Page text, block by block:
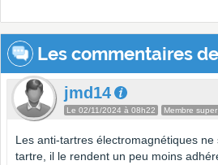
Les commentaires
jmd14
Le 02/11/2024 à 08h22 Membre
Les anti-tartres électromagnétiques
tartre, il le rendent un peu moins